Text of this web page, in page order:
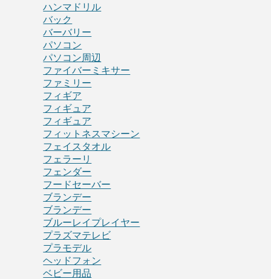
ハンマドリル
バック
バーバリー
パソコン
パソコン周辺
ファイバーミキサー
ファミリー
フィギア
フィギュア
フィギュア
フィットネスマシーン
フェイスタオル
フェラーリ
フェンダー
フードセーバー
ブランデー
ブランデー
ブルーレイプレイヤー
プラズマテレビ
プラモデル
ヘッドフォン
ベビー用品